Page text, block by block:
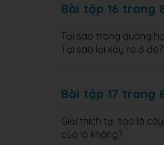
Bài tập 16 trang
Tại sao trong quang
Tại sao lại xảy ra ở đó?
Bài tập 17 trang
Giải thích tại sao lá
của lá không?